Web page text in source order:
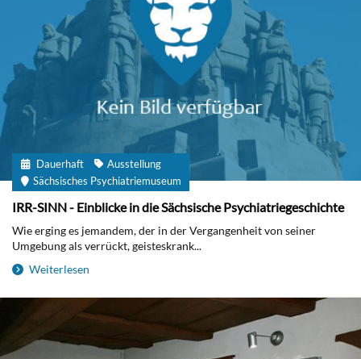
Dauerhaft
Ausstellung
Sächsisches Psychiatriemuseum
IRR-SINN - Einblicke in die Sächsische Psychiatriegeschichte
Wie erging es jemandem, der in der Vergangenheit von seiner
Umgebung als verrückt, geisteskrank...
Weiterlesen